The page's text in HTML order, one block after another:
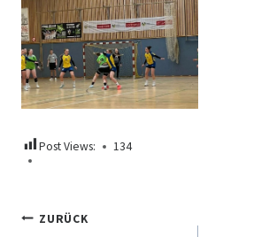
Post Views: 134
Beitragsnavigation
ZURÜCK